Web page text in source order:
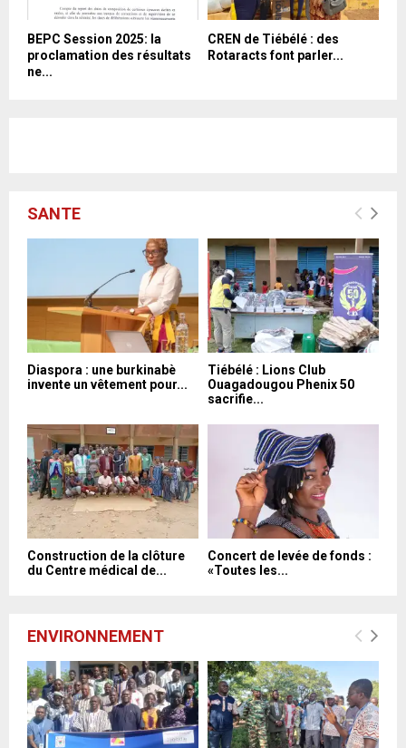
BEPC Session 2025: la
proclamation des résultats
ne...
CREN de Tiébélé : des
Rotaracts font parler...
SANTE
Diaspora : une burkinabè
invente un vêtement pour...
Tiébélé : Lions Club
Ouagadougou Phenix 50
sacrifie...
Construction de la clôture
du Centre médical de...
Concert de levée de fonds :
«Toutes les...
ENVIRONNEMENT